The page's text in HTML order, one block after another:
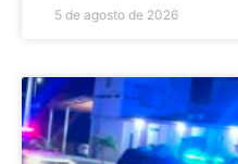
5 de agosto de 2026